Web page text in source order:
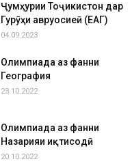
Ҷумҳурии Тоҷикистон дар
Гурӯҳи авруосиеӣ (ЕАГ)
04.09.2023
Олимпиада аз фанни
География
23.10.2022
Олимпиада аз фанни
Назарияи иқтисодӣ
20.10.2022